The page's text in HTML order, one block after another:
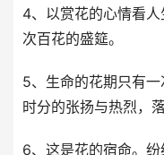
4、以赏花的心情看
次百花的盛筵。
5、生命的花期只有
时分的张扬与热烈，
6、这是花的宿命。